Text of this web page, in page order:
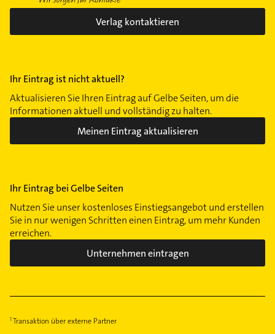
Verlag kontaktieren
Ihr Eintrag ist nicht aktuell?
Aktualisieren Sie Ihren Eintrag auf Gelbe Seiten, um die
Informationen aktuell und vollständig zu halten.
Meinen Eintrag aktualisieren
Ihr Eintrag bei Gelbe Seiten
Nutzen Sie unser kostenloses Einstiegsangebot und erstellen
Sie in nur wenigen Schritten einen Eintrag, um mehr Kunden
erreichen.
Unternehmen eintragen
Transaktion über externe Partner